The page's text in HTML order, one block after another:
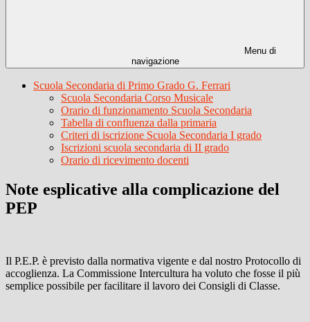
Menu di
navigazione
Scuola Secondaria di Primo Grado G. Ferrari
Scuola Secondaria Corso Musicale
Orario di funzionamento Scuola Secondaria
Tabella di confluenza dalla primaria
Criteri di iscrizione Scuola Secondaria I grado
Iscrizioni scuola secondaria di II grado
Orario di ricevimento docenti
Note esplicative alla complicazione del
PEP
Il P.E.P. è previsto dalla normativa vigente e dal nostro Protocollo di
accoglienza. La Commissione Intercultura ha voluto che fosse il più
semplice possibile per facilitare il lavoro dei Consigli di Classe.